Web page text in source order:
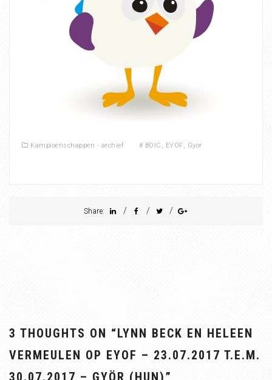
Kampioenschappen - archief # BOIC EYOF Gyor
Share: / / /
3 THOUGHTS ON “LYNN BECK EN HELEEN
VERMEULEN OP EYOF – 23.07.2017 T.E.M.
30.07.2017 – GYÖR (HUN)”